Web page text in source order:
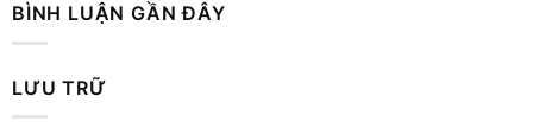
BÌNH LUẬN GẦN ĐÂY
LƯU TRỮ